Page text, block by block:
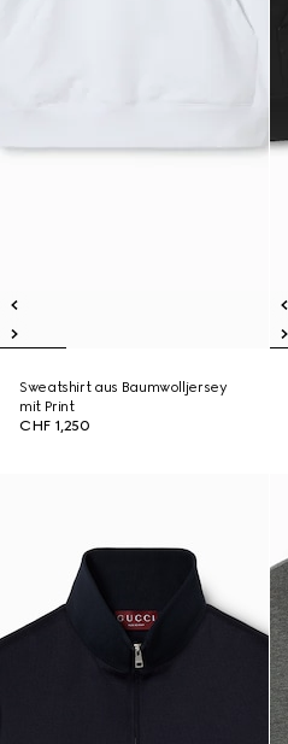
Sweatshirt aus Baumwolljersey
mit Print
CHF 1,250